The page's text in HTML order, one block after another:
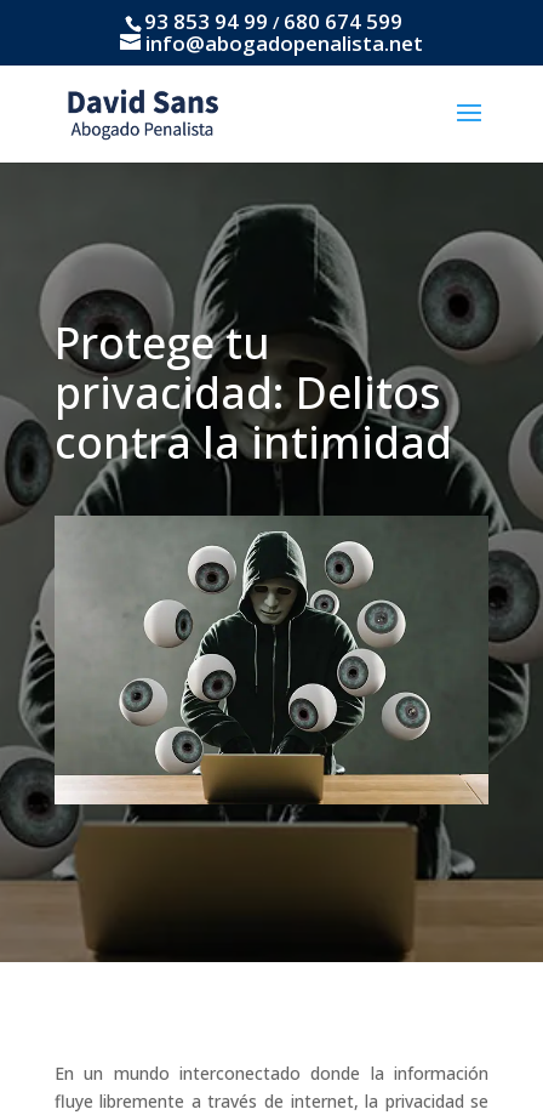
93 853 94 99 / 680 674 599
info@abogadopenalista.net
Protege tu
privacidad: Delitos
contra la intimidad
En un mundo interconectado donde la información
fluye libremente a través de internet, la privacidad se